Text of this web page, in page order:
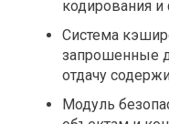
кодирования
Система
запрошенные
отдачу
Модуль